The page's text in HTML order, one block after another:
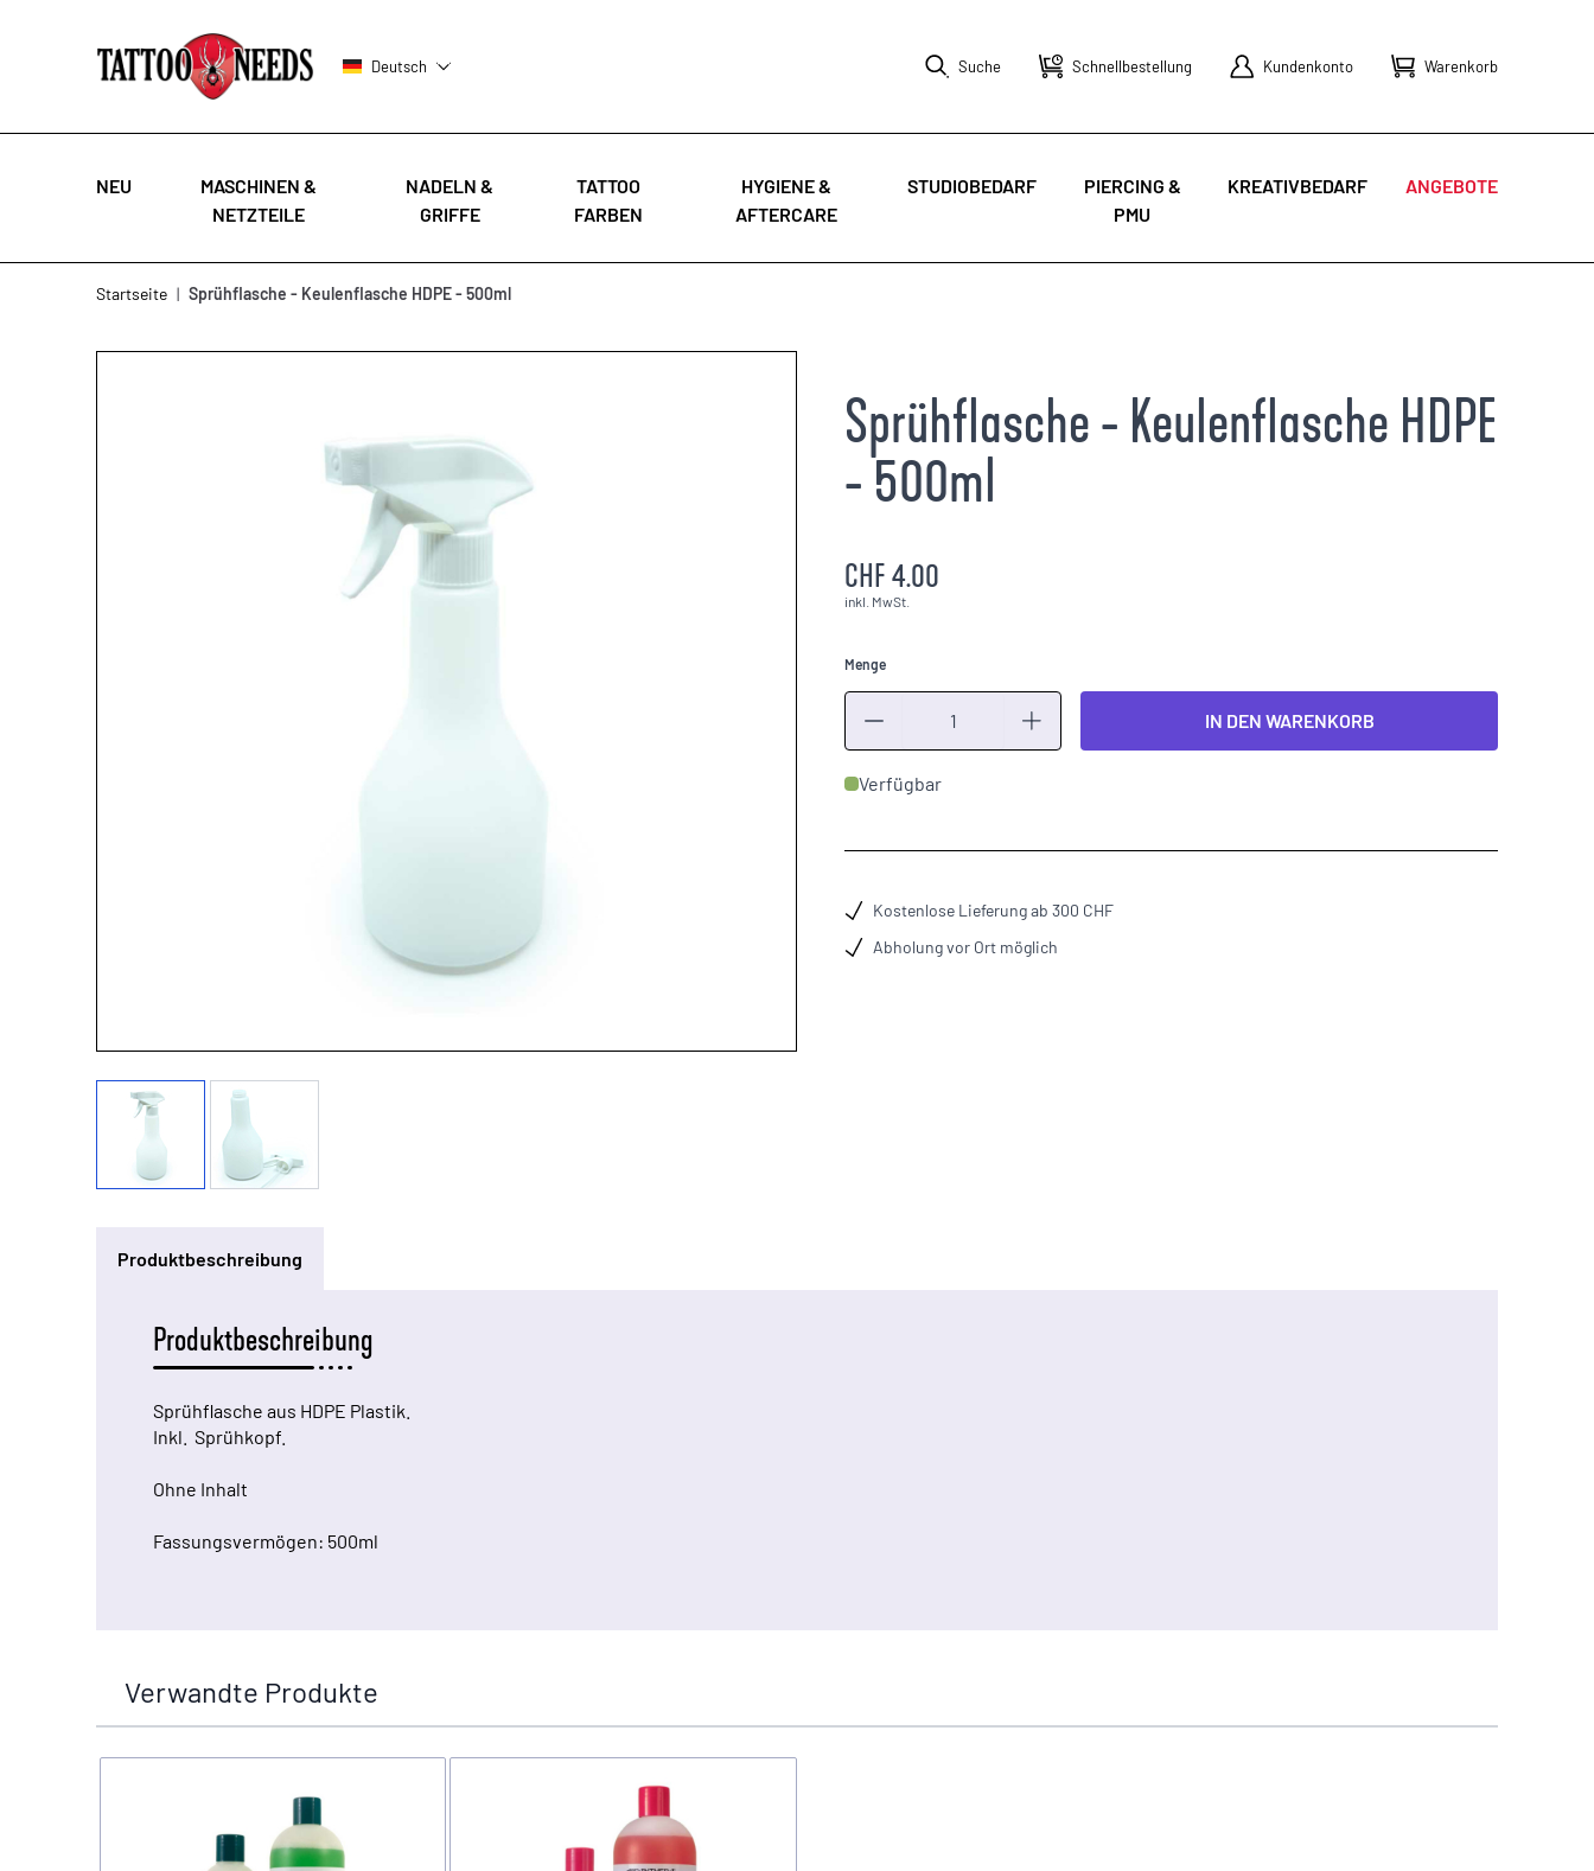
Deutsch Suche Schnellbestellung Kundenkonto Warenkorb
NEU
MASCHINEN &
NETZTEILE
NADELN &
GRIFFE
TATTOO
FARBEN
HYGIENE &
AFTERCARE
STUDIOBEDARF
PIERCING &
PMU
KREATIVBEDARF ANGEBOTE
Startseite | Sprühflasche - Keulenflasche HDPE - 500ml
Sprühflasche - Keulenflasche HDPE
- 500ml
CHF 4.00
inkl. MwSt.
Menge
IN DEN WARENKORB
Verfügbar
Kostenlose Lieferung ab 300 CHF
Abholung vor Ort möglich
Produktbeschreibung
Produktbeschreibung
Sprühflasche aus HDPE Plastik.
Inkl. Sprühkopf.
Ohne Inhalt
Fassungsvermögen: 500ml
Verwandte Produkte